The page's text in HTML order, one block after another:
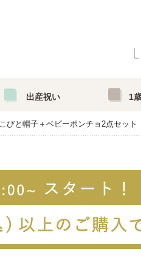
出産祝い 1
こびと帽子＋ベビーポンチョ2点セット